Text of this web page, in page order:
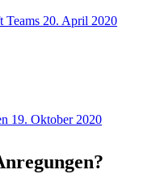
Teams 20. April 2020
19. Oktober 2020